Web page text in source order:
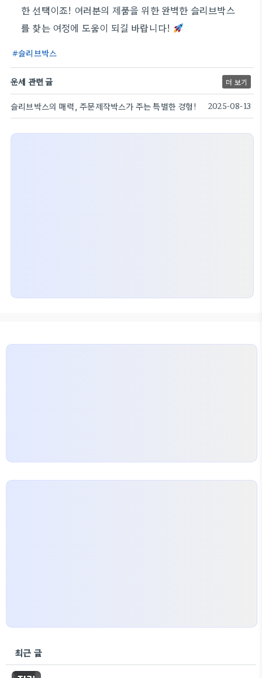
한 선택이죠! 여러분의 제품을 위한 완벽한 슬리브박스
를 찾는 여정에 도움이 되길 바랍니다!
슬리브박스
운세 관련 글 더 보기
슬리브박스의 매력, 주문제작박스가 주는 특별한 경험! 2025-08-13
최근 글